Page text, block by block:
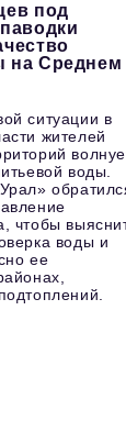
под
на Среднем
ситуации в
жителей
воды.
чтобы
воды и
ее